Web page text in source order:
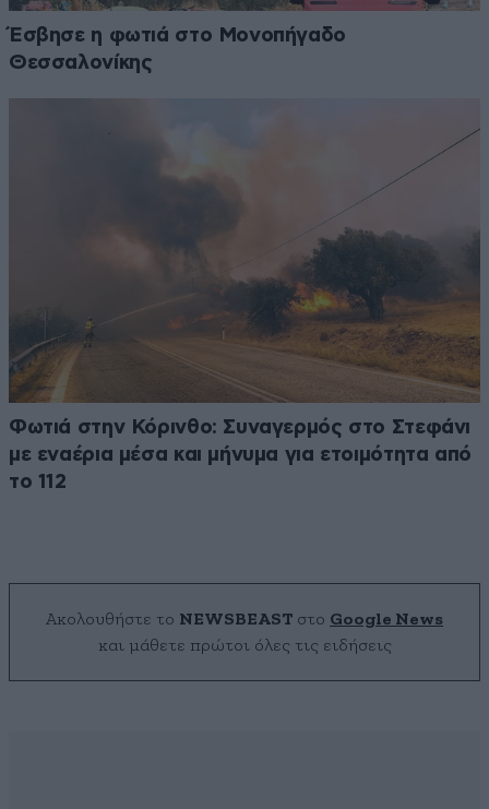
Έσβησε η φωτιά στο Μονοπήγαδο
Θεσσαλονίκης
Φωτιά στην Κόρινθο: Συναγερμός στο Στεφάνι
με εναέρια μέσα και μήνυμα για ετοιμότητα από
το 112
Ακολουθήστε το NEWSBEAST στο Google News
και μάθετε πρώτοι όλες τις ειδήσεις